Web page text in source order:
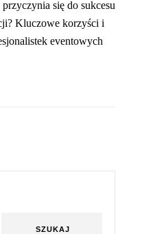
się do sukcesu
Kluczowe korzyści i
eventowych
SZUKAJ